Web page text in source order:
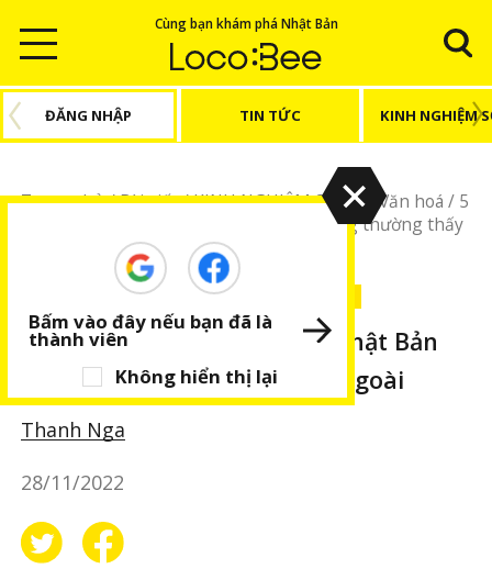
Cùng bạn khám phá Nhật Bản
ĐĂNG NHẬP TIN TỨC KINH NGHIỆM
Trang chủ/Bài viết/KINH NGHIỆM SỐNG/ Văn hoá / 5
điều đặc sắc của văn hóa Nhật Bản không thường thấy
ở nước ngoài
KINH NGHIỆM SỐNG Văn hoá
5 điều đặc sắc của văn hóa Nhật Bản
không thường thấy ở nước ngoài
Thanh Nga
28/11/2022
Không hiển thị lại
Bấm vào đây nếu bạn đã là
thành viên